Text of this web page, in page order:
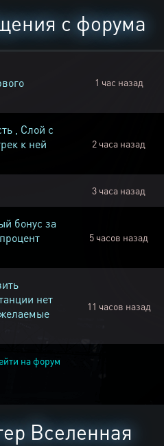
с форума
1 час назад
, Слой с
к ней
2 часа назад
3 часа назад
бонус за
5 часов назад
нет
11 часов назад
на форум
Вселенная